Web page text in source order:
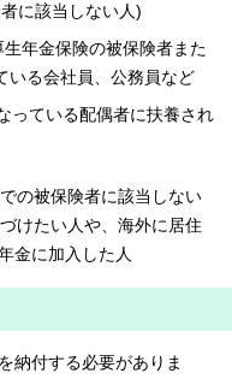
に該当しない人)
年金保険の被保険者また
いる会社員、公務員など
っている配偶者に扶養され
の被保険者に該当しない
けたい人や、海外に居住
金に加入した人
納付する必要がありま